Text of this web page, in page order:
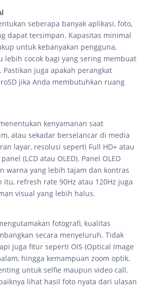
seberapa banyak aplikasi, foto,
dapat tersimpan. Kapasitas minimal
untuk kebanyakan pengguna,
lebih cocok bagi yang sering membuat
juga apakah perangkat
jika Anda membutuhkan ruang
kenyamanan saat
atau sekadar berselancar di media
layar, resolusi seperti Full HD+ atau
(LCD atau OLED). Panel OLED
warna yang lebih tajam dan kontras
itu, refresh rate 90Hz atau 120Hz juga
visual yang lebih halus.
fotografi, kualitas
secara menyeluruh. Tidak
juga fitur seperti OIS (Optical Image
hingga kemampuan zoom optik.
untuk selfie maupun video call.
lihat hasil foto nyata dari ulasan